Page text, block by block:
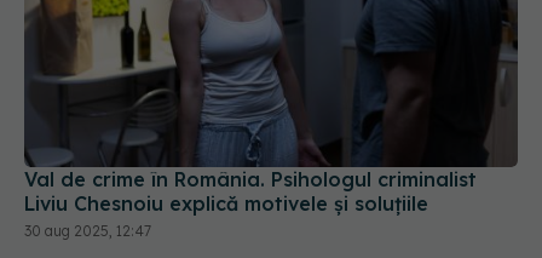
Val de crime în România. Psihologul criminalist
Liviu Chesnoiu explică motivele și soluțiile
30 aug 2025, 12:47